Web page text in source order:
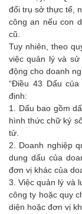
đổi trụ sở thực tế,
công an nếu con
cũ.
Tuy nhiên, theo
việc quản lý và
động cho doanh
“Điều 43 Dấu
định:
1. Dấu bao gồm
hình thức chữ ký
tử.
2. Doanh nghiệp
dung dấu của
đơn vị khác của
3. Việc quản lý và
công ty hoặc quy
diện hoặc đơn vị